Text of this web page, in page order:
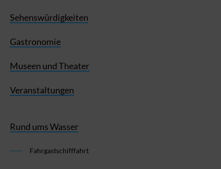
Sehenswürdigkeiten
Gastronomie
Museen und Theater
Veranstaltungen
Rund ums Wasser
Fahrgastschifffahrt